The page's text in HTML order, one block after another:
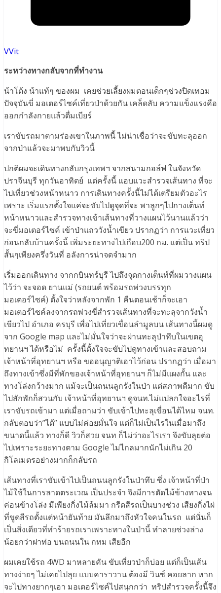
VVit
ระหว่างทางกลับจากที่ทำงาน
น้าโต้ง น้าแท้ๆ ของผม เคยช่วยเลี้ยงผมตอนเด็กๆช่วงปิดเทอม
ปัจจุบันขี่ มอเตอร์ไซค์เที่ยวป่าด้วยกัน เคล็ดลับ ความแข็งแรงคือ
ออกกำลังกายแล้วดื่มเบียร์
เราขับรถมาตามร่องเขาในภาพนี้ ไม่น่าเชื่อว่าจะขับทะลุออก
จากป่าแล้วจะมาพบกับวิวนี้
ปกติผมจะเดินทางกลับกรุงเทพฯ จากสนามกอล์ฟ ในจังหวัด
ปราจีนบุรี ทุกวันอาทิตย์ แต่ครั้งนี้ แอบแวะสำรวจเส้นทาง ที่จะ
ไปเที่ยวช่วงหน้าหนาว การเดินทางครั้งนี้ไม่ได้เตรียมตัวอะไร
เพราะ เริ่มแรกตั้งใจแค่จะขับไปดูจุดที่จะ พาลูกๆไปกางเต็นท์
หน้าหนาวและสำรวจทางเข้าเส้นทางที่วางแผนไว้นานแล้วว่า
จะขี่มอเตอร์ไซค์ เข้าป่าแถววังน้ำเขียว ปรากฏว่า การแวะเที่ยว
ก่อนกลับบ้านครั้งนี้ เพิ่มระยะทางไปเกือบ200 กม. แต่เป็น ทริป
สั้นๆเพียงครึ่งวันที่ อลังการน่าจดจำมาก
เริ่มออกเดินทาง จากกบินทร์บุรี ไปถึงจุดกางเต็นท์ที่ผมวางแผน
ไว้ว่า จะจอด ยานแม่ (รถยนต์ พร้อมรถพ่วงบรรทุก
มอเตอร์ไซค์) ตั้งใจว่าหลังจากพัก 1 คืนตอนเช้าก็จะเอา
มอเตอร์ไซค์ลงจากรถพ่วงขี่สำรวจเส้นทางที่จะทะลุจากวังน้ำ
เขียวไป อำเภอ ครบุรี เพื่อไปเที่ยวเขื่อนลำมูลบน เส้นทางนี้ผมดู
จาก Google map และไม่มั่นใจว่าจะผ่านทะลุป่าทึบในเขตอุ
ทยานฯ ได้หรือไม่ ครั้งนี้ตั้งใจจะขับไปดูทางเข้าและสอบถาม
เจ้าหน้าที่อุทยานฯ หรือ ขออนุญาติเอาไว้ก่อน ปรากฏว่า เมื่อมา
ถึงทางเข้าซึ่งมีที่พักของเจ้าหน้าที่อุทยานฯ ก็ไม่มีแผงกั้น และ
ทางโล่งกว้างมาก แม้จะเป็นถนนลูกรังในป่า แต่สภาพดีมาก ขับ
ไปสักพักก็สวนกับ เจ้าหน้าที่อุทยานฯ ดูจนท.ไม่แปลกใจอะไรที่
เราขับรถเข้ามา แต่เมื่อถามว่า ขับเข้าไปทะลุเขื่อนได้ไหม จนท.
กลับตอบว่า”ได้” แบบไม่ค่อยมั่นใจ แต่ก็ไม่เป็นไรในเมื่อมาถึง
ขนาดนี้แล้ว ทางก็ดี วิวก็สวย จนท ก็ไม่ว่าอะไรเรา จึงขับลุยต่อ
ไปเพราะระยะทางตาม Google ไม่ไกลมากนักไม่เกิน 20
กิโลเมตรอย่างมากก็กลับรถ
เส้นทางที่เราขับเข้าไปเป็นถนนลูกรังในป่าทึบ ซึ่ง เจ้าหน้าที่ป่า
ไม้ใช้ในการลาดตระเวณ เป็นประจำ จึงมีการตัดไม้ข้างทางจน
ค่อนข้างโล่ง มีเพียงกิ่งไม้ล้มมา กรีดสีรถเป็นบางช่วง เสียงกิ่งไผ่
ที่ขูดสีรถตั้งแต่หน้ายันท้าย มันลึกมาถึงหัวใจคนในรถ แต่นั่นก็
เป็นสิ่งเดียวที่ทำร้ายรถเราเพราะทางในป่านี้ ทำลายช่วงล่าง
น้อยกว่าฝาท่อ บนถนนใน กทม เสียอีก
ผมเคยใช้รถ 4WD มาหลายคัน ขับเที่ยวป่าก็บ่อย แต่ก็เป็นเส้น
ทางง่ายๆ ไม่เคยไปลุย แบบคาราวาน ต้องมี วินซ์ คอยลาก หาก
จะไปทางยากๆเอา มอเตอร์ไซค์ไปสนุกกว่า ทริปสำรวจครั้งนี้จึง